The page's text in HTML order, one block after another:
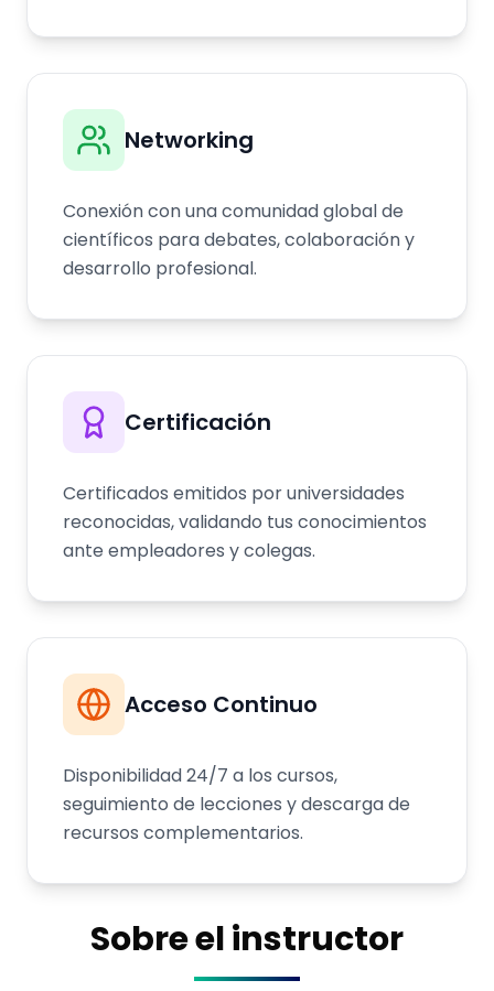
Networking
Conexión con una comunidad global de
científicos para debates, colaboración y
desarrollo profesional.
Certificación
Certificados emitidos por universidades
reconocidas, validando tus conocimientos
ante empleadores y colegas.
Acceso Continuo
Disponibilidad 24/7 a los cursos,
seguimiento de lecciones y descarga de
recursos complementarios.
Sobre el instructor